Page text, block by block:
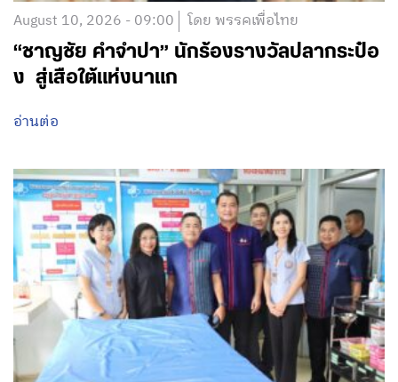
August 10, 2026 - 09:00 โดย พรรคเพื่อไทย
“ชาญชัย คำจำปา” นักร้องรางวัลปลากระป๋อ
ง สู่เสือใต้แห่งนาแก
อ่านต่อ